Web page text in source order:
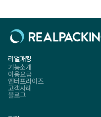
리얼패킹
기능소개
이용요금
엔터프라이즈
고객사례
블로그